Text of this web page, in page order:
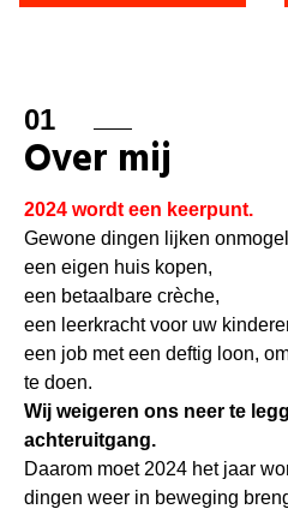
01
Over mij
2024 wordt een keerpunt.
Gewone dingen lijken
een eigen huis kopen,
een betaalbare crèche,
een leerkracht voor uw
een job met een deftig loon,
te doen.
Wij weigeren ons neer te
achteruitgang.
Daarom moet 2024 het jaar
dingen weer in beweging